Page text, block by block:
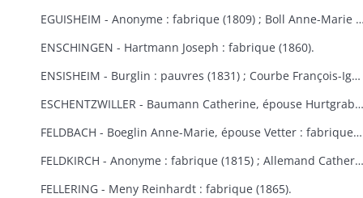
EGUISHEIM - Anonyme : fabrique (1809) ; Boll Anne-Marie : bureau de bienfaisance (1829) ; Brucker François Joseph : fabrique (1846) ; Burglin François Xavier : fabrique (1831) ; Hertzog, de Logelbach, Wehrlé Antoine : hospice (1863) ; Ludwig Jean : fabrique (1829) ; Meyer Véronique : fabrique (1809) ; Raffat Ignace : bureau de bienfaisance (fondation Boll, 1862) ; Schultz Anne-Marie : fabrique (1823) ; Strub Elisabeth : fabrique (1824).
ENSCHINGEN - Hartmann Joseph : fabrique (1860).
ENSISHEIM - Burglin : pauvres (1831) ; Courbe François-Ignace : pauvres (1834) ; Goeb Thérèse : fabrique (1870) ; Hobig Joseph, Roth Catherine : fabrique (1832) ; Kaistling Françoise : fabrique (1820) ; Krafft Charles : fabrique (1861) ; Mordilliat Marguerite : fabrique (1835) ; Mutz Anne-Marie : fabrique et pauvres (1833) ; Rumbach Catherine, épouse Schmitt : fabrique (1836) ; Zeller Thérèse : bureau de bienfaisance (1848).
ESCHENTZWILLER - Baumann Catherine, épouse Hurtgraber : fabrique (1849) ; Butsch Henri, Sibus Françoise : fabrique (1855) ; Ernst Jean-Baptiste : fabrique (1853) ; Jeltsch Pancrace : bureau de bienfaisance (1865) ; Rieter Jean-Baptiste : pauvres (1842) ; Wolff Agathe, épouse Reng : fabrique (1840).
FELDBACH - Boeglin Anne-Marie, épouse Vetter : fabrique et pauvres (1850-1853).
FELDKIRCH - Anonyme : fabrique (1815) ; Allemand Catherine : fabrique (1840) ; Friess Marie-Anne : fabrique de Bollwiller et Feldkirch (1825) (voir aussi Bollwiller) ; Geiller Apolline, épouse Riber : fabrique (1847) ; Neff Etienne, Michel Madeleine, épouse Martin, de Bollwiller : fabrique (1834) ; Pfulb François-Joseph : fabriques de Feldkirch et Bollwiller (1819) ; Pfulb Rémi, de Bollwiller : fabrique (1835-1846) ; épouse Pfulb Richard, Mayer Catherine, épouse Zagula, Strieh Elisabeth, épouse Fries : fabrique (1838) ; Strub Rémi, père, Durwell Jean-Adam : fabrique (1834) ; Willemann Marie-Anne, épouse Riber : fabrique (1839).
FELLERING - Meny Reinhardt : fabrique (1865).